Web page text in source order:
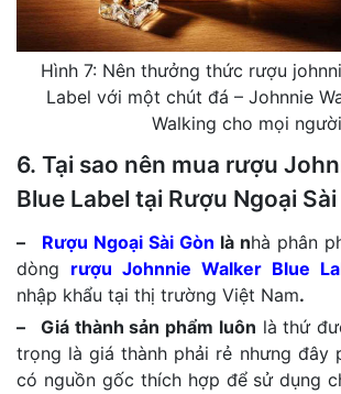
Hình 7: Nên thưởng thức rượu
Label với một chút đá – Johnnie
Walking cho mọi người
6. Tại sao nên mua rượu
Blue Label tại Rượu Ngoại
– Rượu Ngoại Sài Gòn là nhà phân
dòng rượu Johnnie Walker Blue
nhập khẩu tại thị trường Việt Nam.
– Giá thành sản phẩm luôn là thứ
trọng là giá thành phải rẻ nhưng đây
có nguồn gốc thích hợp để sử dụng